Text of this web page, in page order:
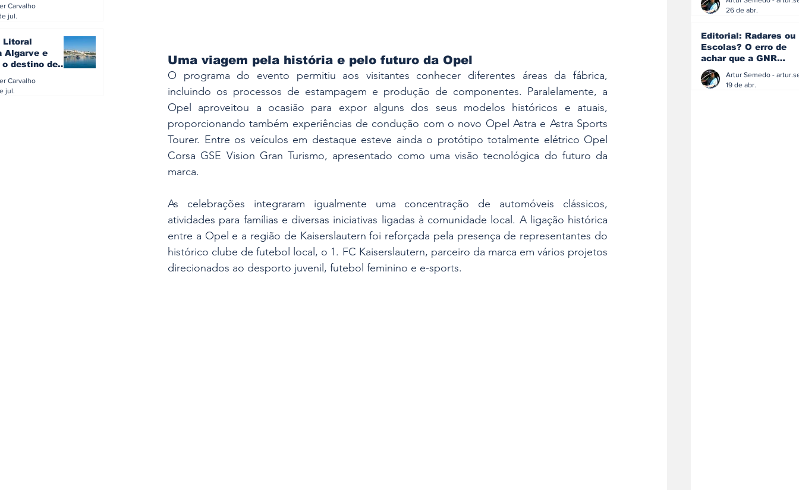
Uma viagem pela história e pelo futuro da Opel
O programa do evento permitiu aos visitantes conhecer diferentes áreas da fábrica,
incluindo os processos de estampagem e produção de componentes. Paralelamente, a
Opel aproveitou a ocasião para expor alguns dos seus modelos históricos e atuais,
proporcionando também experiências de condução com o novo Opel Astra e Astra Sports
Tourer. Entre os veículos em destaque esteve ainda o protótipo totalmente elétrico Opel
Corsa GSE Vision Gran Turismo, apresentado como uma visão tecnológica do futuro da
marca.
As celebrações integraram igualmente uma concentração de automóveis clássicos,
atividades para famílias e diversas iniciativas ligadas à comunidade local. A ligação histórica
entre a Opel e a região de Kaiserslautern foi reforçada pela presença de representantes do
histórico clube de futebol local, o 1. FC Kaiserslautern, parceiro da marca em vários projetos
direcionados ao desporto juvenil, futebol feminino e e-sports.
do turista na
Carvalho
jul.
Litoral
Algarve e
o destino de
Carvalho
jul.
26 de abr.
Editorial: Radares ou
Escolas? O erro de
achar que a GNR
resolve o que a
educação falhou
19 de abr.